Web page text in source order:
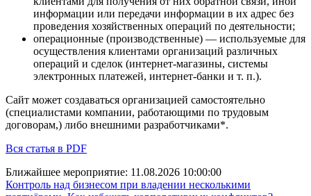
информации или передачи информации в их адрес без
проведения хозяйственных операций по деятельности;
операционные (производственные) — используемые для
осуществления клиентами организаций различных
операций и сделок (интернет-магазины, системы
электронных платежей, интернет-банки и т. п.).
Сайт может создаваться организацией самостоятельно
(специалистами компании, работающими по трудовым
договорам,) либо внешними разработчиками*.
Вся статья в PDF
Ближайшее мероприятие: 11.08.2026 10:00:00
Контроль над бизнесом при владении несколькими